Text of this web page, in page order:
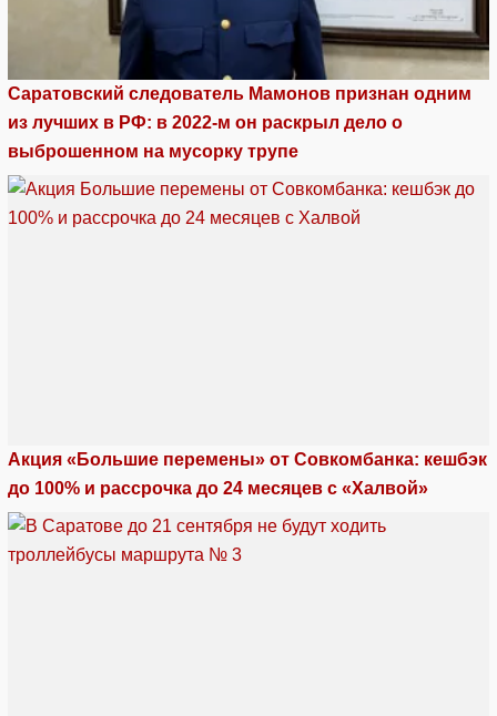
Саратовский следователь Мамонов признан одним
из лучших в РФ: в 2022-м он раскрыл дело о
выброшенном на мусорку трупе
Акция «Большие перемены» от Совкомбанка: кешбэк
до 100% и рассрочка до 24 месяцев с «Халвой»